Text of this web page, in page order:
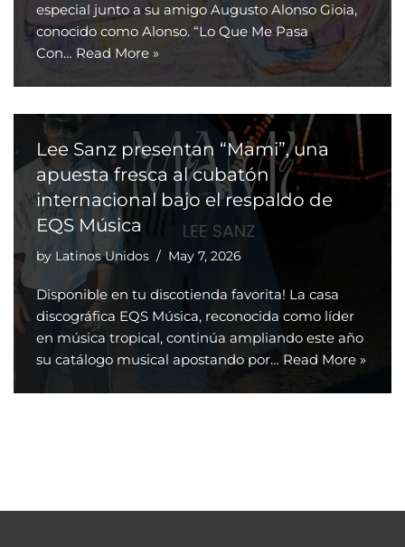
especial junto a su amigo Augusto Alonso Gioia,
conocido como Alonso. “Lo Que Me Pasa
Con… Read More »
Lee Sanz presentan “Mami”, una
apuesta fresca al cubatón
internacional bajo el respaldo de
EQS Música
by Latinos Unidos May 7, 2026
Disponible en tu discotienda favorita! La casa
discográfica EQS Música, reconocida como líder
en música tropical, continúa ampliando este año
su catálogo musical apostando por… Read More »